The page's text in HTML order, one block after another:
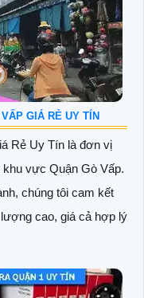
GIÁ RẺ UY TÍN
Rẻ Uy Tín là đơn vị
khu vực Quận Gò Vấp.
chúng tôi cam kết
cao, giá cả hợp lý